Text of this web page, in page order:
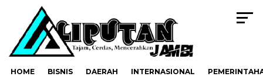
HOME BISNIS DAERAH INTERNASIONAL